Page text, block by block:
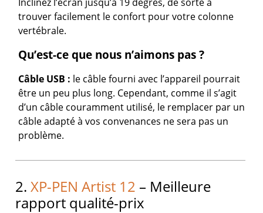
trouver facilement le confort pour votre colonne
vertébrale.
Qu’est-ce que nous n’aimons pas ?
Câble USB : le câble fourni avec l’appareil pourrait
être un peu plus long. Cependant, comme il s’agit
d’un câble couramment utilisé, le remplacer par un
câble adapté à vos convenances ne sera pas un
problème.
2.XP-PEN Artist 12 – Meilleure
rapport qualité-prix